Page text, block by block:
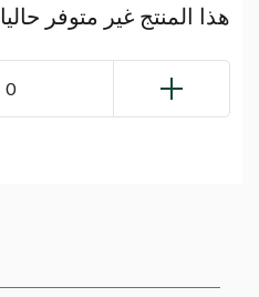
هذا المنتج غير متوفر حاليا
0